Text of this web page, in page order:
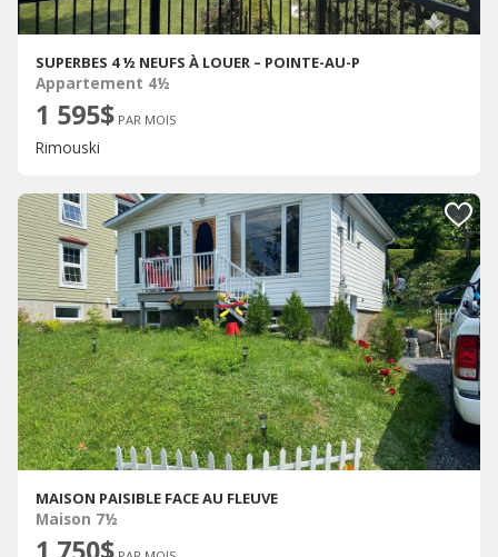
SUPERBES 4 ½ NEUFS À LOUER – POINTE-AU-P
Appartement 4½
1 595$ PAR MOIS
Rimouski
MAISON PAISIBLE FACE AU FLEUVE
Maison 7½